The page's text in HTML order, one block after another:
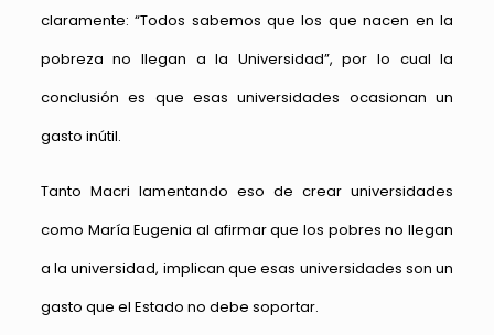
claramente: “Todos sabemos que los que nacen en la
pobreza no llegan a la Universidad”, por lo cual la
conclusión es que esas universidades ocasionan un
gasto inútil.
Tanto Macri lamentando eso de crear universidades
como María Eugenia al afirmar que los pobres no llegan
a la universidad, implican que esas universidades son un
gasto que el Estado no debe soportar.